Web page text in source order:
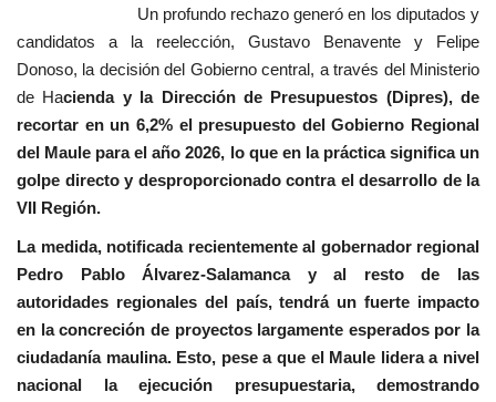
Un profundo rechazo generó en los diputados y
candidatos a la reelección, Gustavo Benavente y Felipe
Donoso, la decisión del Gobierno central, a través del Ministerio
de Hacienda y la Dirección de Presupuestos (Dipres), de
recortar en un 6,2% el presupuesto del Gobierno Regional
del Maule para el año 2026, lo que en la práctica significa un
golpe directo y desproporcionado contra el desarrollo de la
VII Región.
La medida, notificada recientemente al gobernador regional
Pedro Pablo Álvarez-Salamanca y al resto de las
autoridades regionales del país, tendrá un fuerte impacto
en la concreción de proyectos largamente esperados por la
ciudadanía maulina. Esto, pese a que el Maule lidera a nivel
nacional la ejecución presupuestaria, demostrando